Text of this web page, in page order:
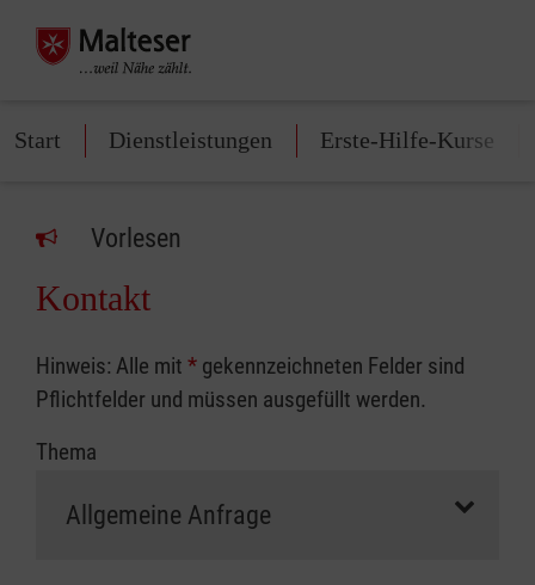
Start Dienstleistungen Erste-Hilfe-Kurse
Vorlesen
Kontakt
Hinweis: Alle mit * gekennzeichneten Felder sind
Pflichtfelder und müssen ausgefüllt werden.
Thema